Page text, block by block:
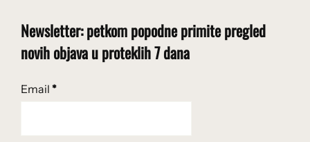
Newsletter: petkom popodne primite pregled
novih objava u proteklih 7 dana
Email *